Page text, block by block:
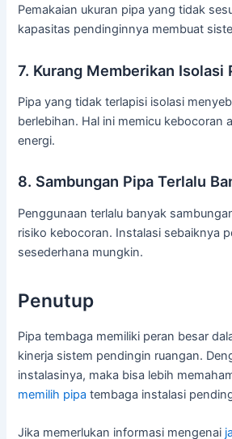
Pemakaian ukuran pipa yang tidak
kapasitas pendinginnya membuat
7. Kurang Memberikan Isolasi
Pipa yang tidak terlapisi isolasi
berlebihan. Hal ini memicu kebocoran
energi.
8. Sambungan Pipa Terlalu
Penggunaan terlalu banyak
risiko kebocoran. Instalasi sebaiknya
sesederhana mungkin.
Penutup
Pipa tembaga memiliki peran besar
kinerja sistem pendingin ruangan.
instalasinya, maka bisa lebih
memilih pipa tembaga instalasi
Jika memerlukan informasi mengenai